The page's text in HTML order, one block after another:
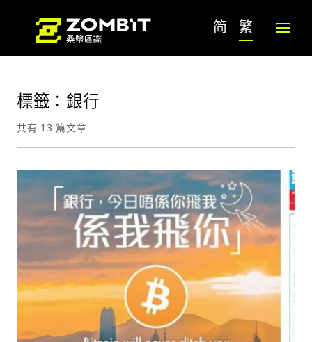
简 繁
標籤：銀行
共有 13 篇文章